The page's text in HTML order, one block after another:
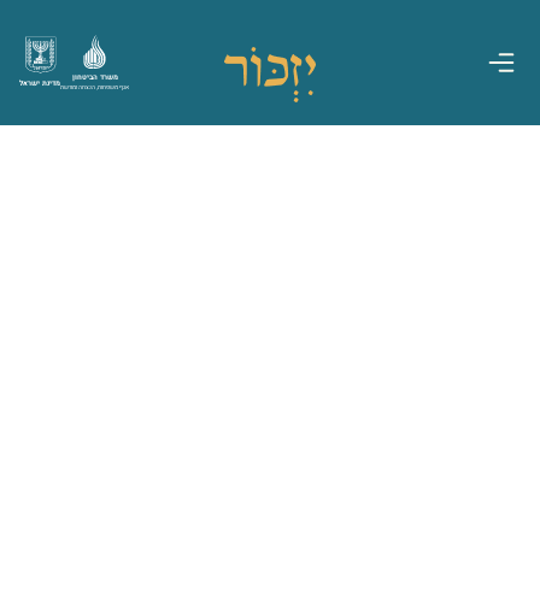
מדינת ישראל
משרד הביטחון
אגף משפחות, הנצחה ומורשת